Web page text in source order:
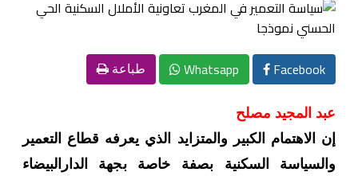
Facebook
Whatsapp طباعة
عبد المجيد مصلح
إن الاهتمام الكبير والمتزايد الذي يعرفه قطاع التعمير
والسياسة السكنية بصفة خاصة بجهة الدارالبيضاء